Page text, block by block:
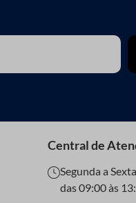
Central de
Segunda a
das 09:00 às